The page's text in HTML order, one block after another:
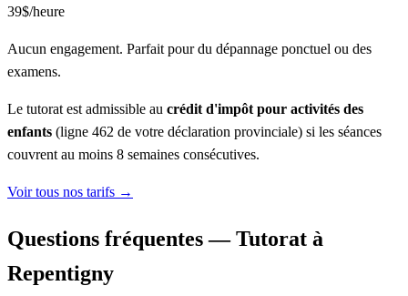
39$/heure
Aucun engagement. Parfait pour du dépannage ponctuel ou des
examens.
Le tutorat est admissible au crédit d'impôt pour activités des
enfants (ligne 462 de votre déclaration provinciale) si les séances
couvrent au moins 8 semaines consécutives.
Voir tous nos tarifs →
Questions fréquentes — Tutorat à
Repentigny